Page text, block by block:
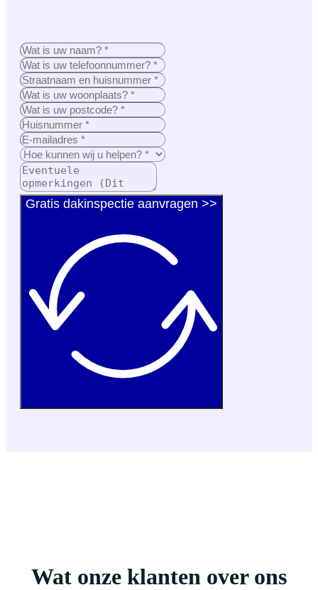
Gratis dakinspectie aanvragen >>
Wat onze klanten over ons